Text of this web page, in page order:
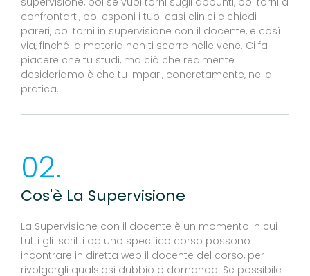
confrontarti, poi esponi i tuoi casi clinici e chiedi
pareri, poi torni in supervisione con il docente, e così
via, finché la materia non ti scorre nelle vene. Ci fa
piacere che tu studi, ma ciò che realmente
desideriamo è che tu impari, concretamente, nella
pratica.
02.
Cos'è La Supervisione
La Supervisione con il docente è un momento in cui
tutti gli iscritti ad uno specifico corso possono
incontrare in diretta web il docente del corso, per
rivolgergli qualsiasi dubbio o domanda. Se possibile